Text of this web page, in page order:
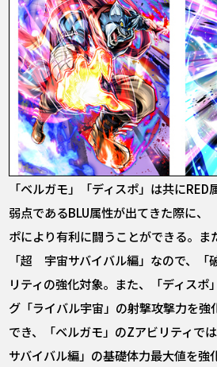
「ベルガモ」「ディスポ」は共に
弱点であるBLU属性が出てきた際に
ポにより有利に闘うことができる。ま
「超 宇宙サバイバル編」なので、「
リティの強化対象。また、「ディスポ
グ「ライバル宇宙」の射撃攻撃力を強
でき、「ベルガモ」のZアビリティで
サバイバル編」の基礎体力最大値を強